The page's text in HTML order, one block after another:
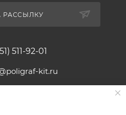
РАССЫЛКУ
511-92-01
kit.ru
Аксайский р-н,